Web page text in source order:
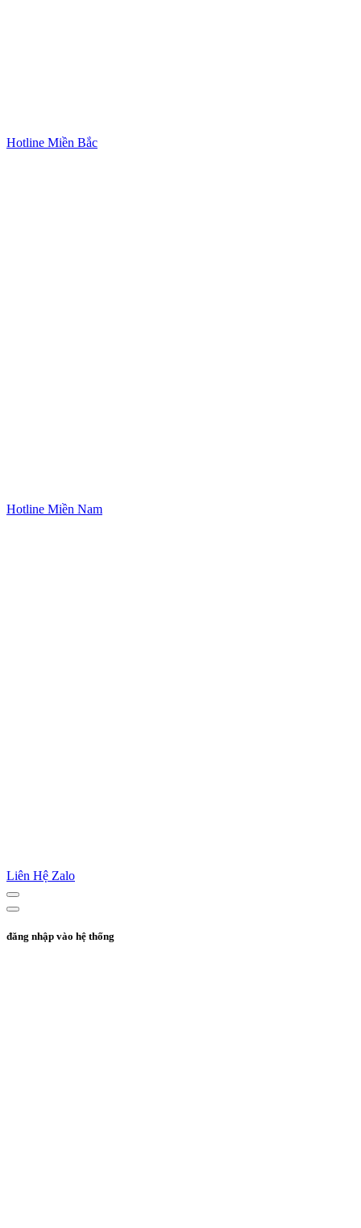
Hotline Miền Bắc
Hotline Miền Nam
Liên Hệ Zalo
đăng nhập vào hệ thống